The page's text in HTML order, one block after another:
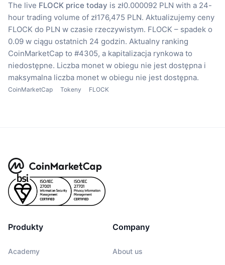
The live FLOCK price today is zł0.000092 PLN with a 24-
hour trading volume of zł176,475 PLN. Aktualizujemy ceny
FLOCK do PLN w czasie rzeczywistym. FLOCK – spadek o
0.09 w ciągu ostatnich 24 godzin. Aktualny ranking
CoinMarketCap to #4305, a kapitalizacja rynkowa to
niedostępne. Liczba monet w obiegu nie jest dostępna i
maksymalna liczba monet w obiegu nie jest dostępna.
CoinMarketCap Tokeny FLOCK
Produkty
Academy
Company
About us